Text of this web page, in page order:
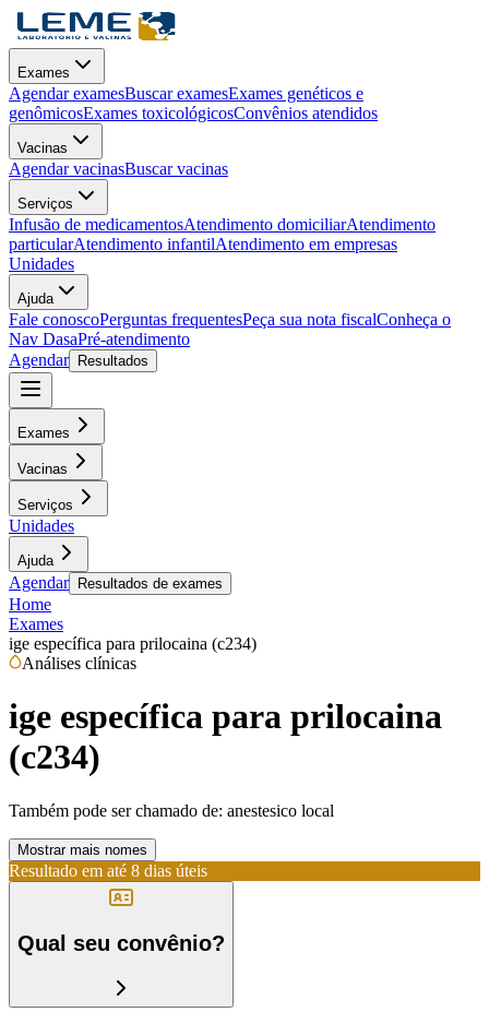
Exames
Agendar examesBuscar examesExames genéticos e
genômicosExames toxicológicosConvênios atendidos
Vacinas
Agendar vacinasBuscar vacinas
Serviços
Infusão de medicamentosAtendimento domiciliarAtendimento
particularAtendimento infantilAtendimento em empresas
Unidades
Ajuda
Fale conoscoPerguntas frequentesPeça sua nota fiscalConheça o
Nav DasaPré-atendimento
Agendar
Resultados
Exames
Vacinas
Serviços
Unidades
Ajuda
Agendar Resultados de exames
Home
Exames
ige específica para prilocaina (c234)
Análises clínicas
ige específica para prilocaina
(c234)
Também pode ser chamado de: anestesico local
Mostrar mais nomes
Resultado em até 8 dias úteis
Qual seu convênio?